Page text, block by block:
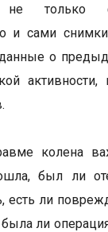
только
и сами
о
активности,
колена
был ли
есть ли
ли